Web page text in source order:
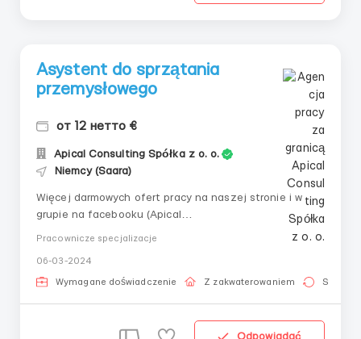
Asystent do sprzątania
przemysłowego
от 12 нетто €
Apical Consulting Spółka z o. o.
Niemcy (Saara)
Więcej darmowych ofert pracy na naszej stronie i w
grupie na facebooku (Apical
Consulting)!___________________________
Niemcy, Illingen💶 Wynagrodzenie (netto): 12 €/godzina
📅 Grafik: pon-pt, 8-10 godzin, sob – czasami🛏
Pracownicze specjalizacje
06-03-2024
Wymagane doświadczenie Z zakwaterowaniem Stała
Odpowiadać